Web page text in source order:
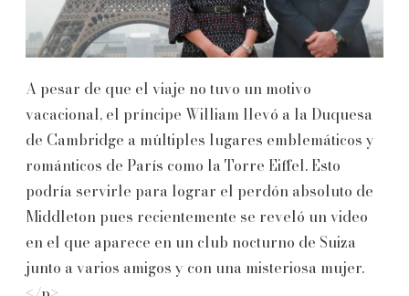
A pesar de que el viaje no tuvo un motivo
vacacional, el príncipe William llevó a la Duquesa
de Cambridge a múltiples lugares emblemáticos y
románticos de París como la Torre Eiffel. Esto
podría servirle para lograr el perdón absoluto de
Middleton pues recientemente se reveló un video
en el que aparece en un club nocturno de Suiza
junto a varios amigos y con una misteriosa mujer.